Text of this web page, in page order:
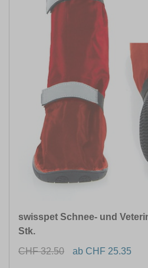
swisspet Schnee- und
Stk.
CHF 32.50
ab CHF 25.35